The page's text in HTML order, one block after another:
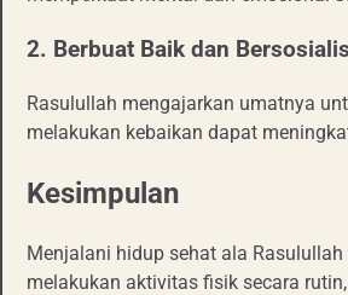
2. Berbuat Baik dan
Rasulullah mengajarkan umatnya
melakukan kebaikan dapat
Kesimpulan
Menjalani hidup sehat ala
melakukan aktivitas fisik secara